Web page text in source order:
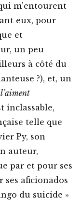
m’entourent
eux, pour
et
un peu
à côté du
?), et, un
inclassable,
telle que
Py, son
auteur,
par et pour ses
ses aficionados
du suicide »